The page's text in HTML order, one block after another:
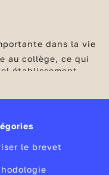
dans la vie
au collège, ce qui
établissement,
un emploi du
début du cycle de
en CM1, puis
le brevet